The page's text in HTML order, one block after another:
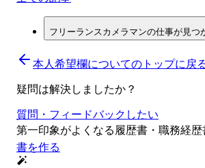
フリーランスカメラマンの仕事が見つ
本人希望欄についてのトップに戻
疑問は解決しましたか？
質問・フィードバックしたい
第一印象がよくなる履歴書・職務経歴
書を作る